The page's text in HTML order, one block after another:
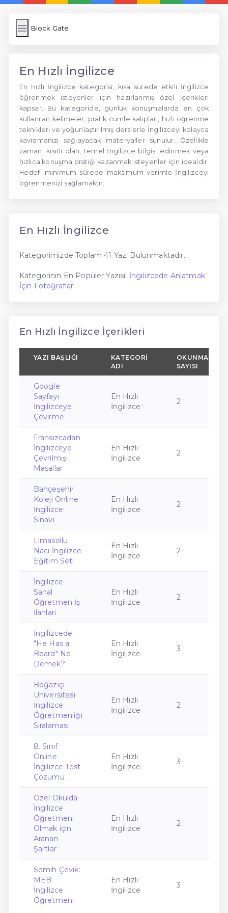
Block Gate
En Hızlı İngilizce
En Hızlı İngilizce kategorisi, kısa sürede etkili İngilizce
öğrenmek isteyenler için hazırlanmış özel içerikleri
kapsar. Bu kategoride, günlük konuşmalarda en çok
kullanılan kelimeler, pratik cümle kalıpları, hızlı öğrenme
teknikleri ve yoğunlaştırılmış derslerle İngilizceyi kolayca
kavramanızı sağlayacak materyaller sunulur. Özellikle
zamanı kısıtlı olan, temel İngilizce bilgisi edinmek veya
hızlıca konuşma pratiği kazanmak isteyenler için idealdir.
Hedef; minimum sürede maksimum verimle İngilizceyi
öğrenmenizi sağlamaktır.
En Hızlı İngilizce
Kategorimizde Toplam 41 Yazı Bulunmaktadır.
Kategorinin En Popüler Yazısı: İngilizcede Anlatmak
İçin Fotoğraflar
En Hızlı İngilizce İçerikleri
YAZI BAŞLIĞI
KATEGORI
ADI
OKUNMA
SAYISI
Google
Sayfayı
İngilizceye
Çevirme
En Hızlı
İngilizce
2
Fransızcadan
İngilizceye
Çevrilmiş
Masallar
En Hızlı
İngilizce
2
Bahçeşehir
Koleji Online
İngilizce
Sınavı
En Hızlı
İngilizce
2
Limasollu
Naci İngilizce
Eğitim Seti
En Hızlı
İngilizce
2
İngilizce
Sanal
Öğretmen İş
İlanları
En Hızlı
İngilizce
2
İngilizcede
"He Has a
Beard" Ne
Demek?
En Hızlı
İngilizce
3
Boğaziçi
Üniversitesi
İngilizce
Öğretmenliği
Sıralaması
En Hızlı
İngilizce
2
8. Sınıf
Online
İngilizce Test
Çözümü
En Hızlı
İngilizce
3
Özel Okulda
İngilizce
Öğretmeni
Olmak için
Aranan
Şartlar
En Hızlı
İngilizce
2
Semih Çevik:
MEB
İngilizce
Öğretmeni
En Hızlı
İngilizce
3